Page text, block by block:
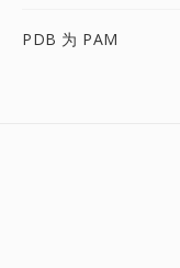
PDB 为 PAM